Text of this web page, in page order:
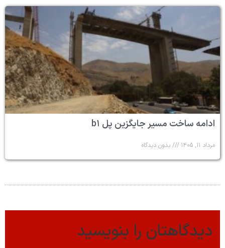
ادامه ساخت مسیر جایگزین پل b۱
مرداد ۱۱, ۱۴۰۵ بدون دیدگاه
دیدگاهتان را بنویسید